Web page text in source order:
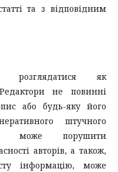
та з відповідним
як
не повинні
або будь-яку його
штучного
може порушити
авторів, а також,
інформацію, може